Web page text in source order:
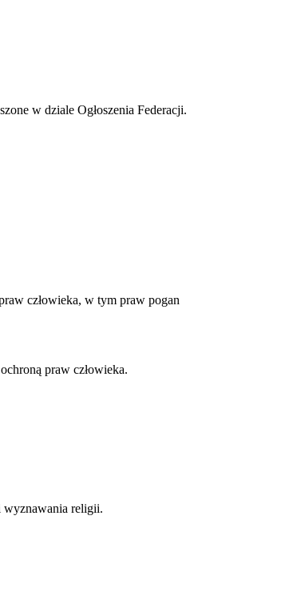
w dziale Ogłoszenia Federacji.
człowieka, w tym praw pogan
praw człowieka.
wyznawania religii.